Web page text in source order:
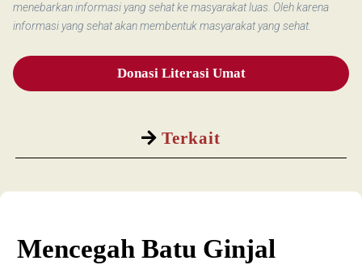
Terkait
menebarkan informasi yang sehat ke masyarakat luas. Oleh karena
informasi yang sehat akan membentuk masyarakat yang sehat.
Donasi Literasi Umat
Mencegah Batu Ginjal